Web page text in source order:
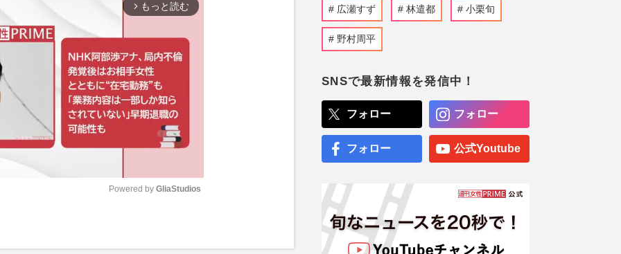
arrow_forward_ios もっと読む
u
Powered by GliaStudios
広瀬すず 林遣都 小栗旬
野村周平
SNSで最新情報を発信中！
フォロー フォロー
フォロー 公式Youtube